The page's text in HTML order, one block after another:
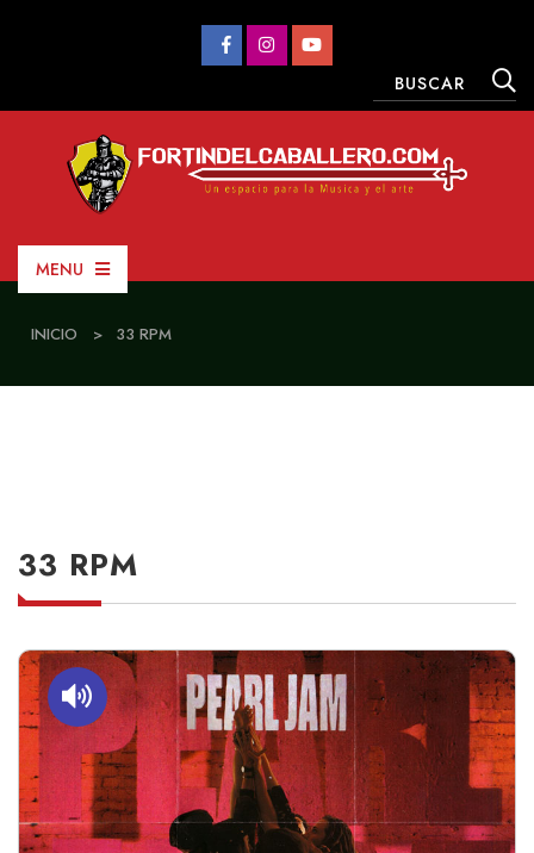
MENU
INICIO > 33 RPM
33 RPM